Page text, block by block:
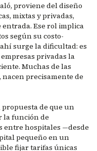
proviene del diseño
mixtas y privadas,
Ese rol implica
según su costo-
surge la dificultad: es
privadas la
Muchas de las
precisamente de
de que un
la función de
entre hospitales —desde
pequeño en un
fijar tarifas únicas